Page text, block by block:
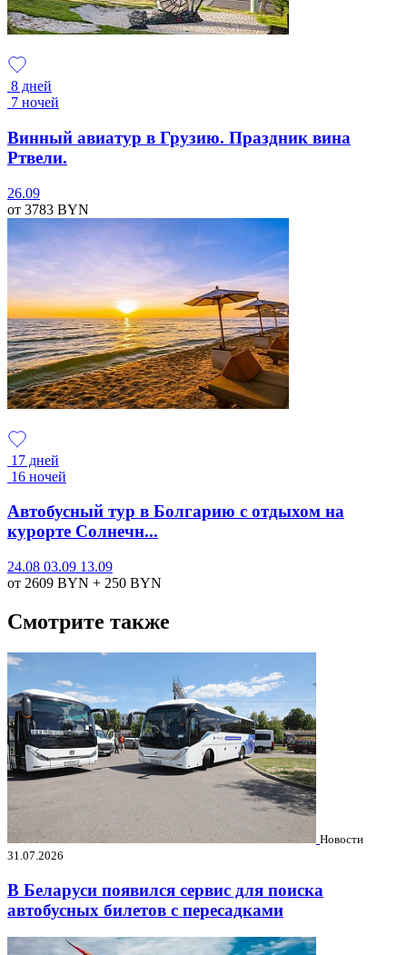
8 дней
7 ночей
Винный авиатур в Грузию. Праздник вина
Ртвели.
26.09
от 3783 BYN
17 дней
16 ночей
Автобусный тур в Болгарию с отдыхом на
курорте Солнечн...
24.08 03.09 13.09
от 2609 BYN + 250 BYN
Смотрите также
Новости
31.07.2026
В Беларуси появился сервис для поиска
автобусных билетов с пересадками